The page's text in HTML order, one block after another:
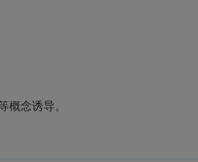
念诱导。